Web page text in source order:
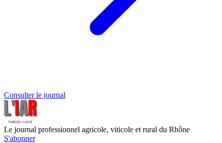
Consulter le journal
Le journal professionnel agricole, viticole et rural du Rhône
S'abonner